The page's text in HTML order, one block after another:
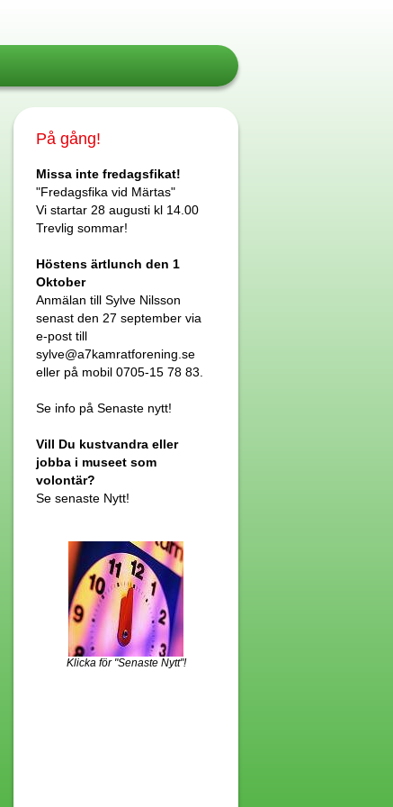
På gång!
Missa inte fredagsfikat!
"Fredagsfika vid Märtas"
Vi startar 28 augusti kl 14.00
Trevlig sommar!
Höstens ärtlunch den 1
Oktober
Anmälan till Sylve Nilsson
senast den 27 september via
e-post till
sylve@a7kamratforening.se
eller på mobil 0705-15 78 83.
Se info på Senaste nytt!
Vill Du kustvandra eller
jobba i museet som
volontär?
Se senaste Nytt!
Klicka för "Senaste Nytt"!